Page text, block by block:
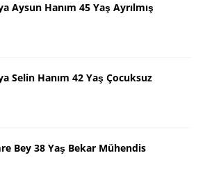
Aysun Hanım 45 Yaş Ayrılmış
Selin Hanım 42 Yaş Çocuksuz
Bey 38 Yaş Bekar Mühendis